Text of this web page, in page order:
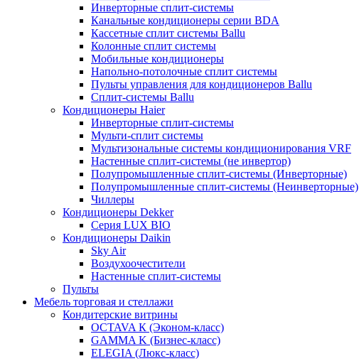
Инверторные сплит-системы
Канальные кондиционеры серии BDA
Кассетные сплит системы Ballu
Колонные сплит системы
Мобильные кондиционеры
Напольно-потолочные сплит системы
Пульты управления для кондиционеров Ballu
Сплит-системы Ballu
Кондиционеры Haier
Инверторные сплит-системы
Мульти-сплит системы
Мультизональные системы кондиционирования VRF
Настенные сплит-системы (не инвертор)
Полупромышленные сплит-системы (Инверторные)
Полупромышленные сплит-системы (Неинверторные)
Чиллеры
Кондиционеры Dekker
Серия LUX BIO
Кондиционеры Daikin
Sky Air
Воздухоочестители
Настенные сплит-системы
Пульты
Мебель торговая и стеллажи
Кондитерские витрины
OCTAVA К (Эконом-класс)
GAMMA K (Бизнес-класс)
ELEGIA (Люкс-класс)